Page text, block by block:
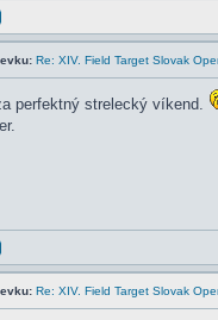
Re: XIV. Field Target Slovak
perfektný strelecký víkend.
Re: XIV. Field Target Slovak